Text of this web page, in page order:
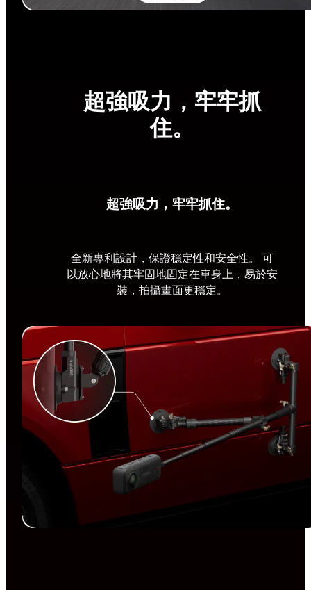
超強吸力，牢牢抓
住。
超強吸力，牢牢抓住。
全新專利設計，保證穩定性和安全性。 可
以放心地將其牢固地固定在車身上，易於安
裝，拍攝畫面更穩定。